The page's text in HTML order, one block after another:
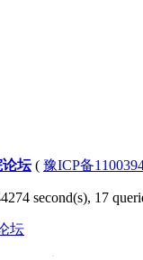
坛( 豫ICP备
second(s), 17
坛